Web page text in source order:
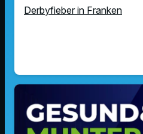
Derbyfieber in Franken